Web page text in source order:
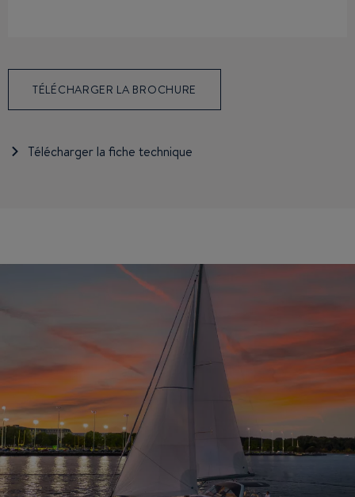
TÉLÉCHARGER LA BROCHURE
Télécharger la fiche technique